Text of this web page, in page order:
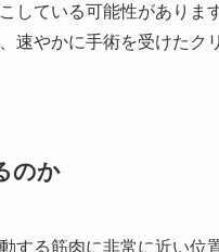
している可能性がありま
速やかに手術を受けたク
のか
する筋肉に非常に近い位